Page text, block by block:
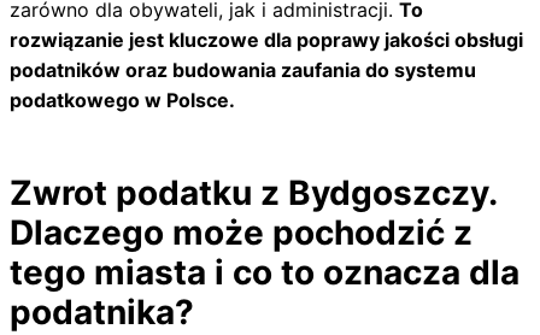
zarówno dla obywateli, jak i administracji. To
rozwiązanie jest kluczowe dla poprawy jakości obsługi
podatników oraz budowania zaufania do systemu
podatkowego w Polsce.
Zwrot podatku z Bydgoszczy.
Dlaczego może pochodzić z
tego miasta i co to oznacza dla
podatnika?